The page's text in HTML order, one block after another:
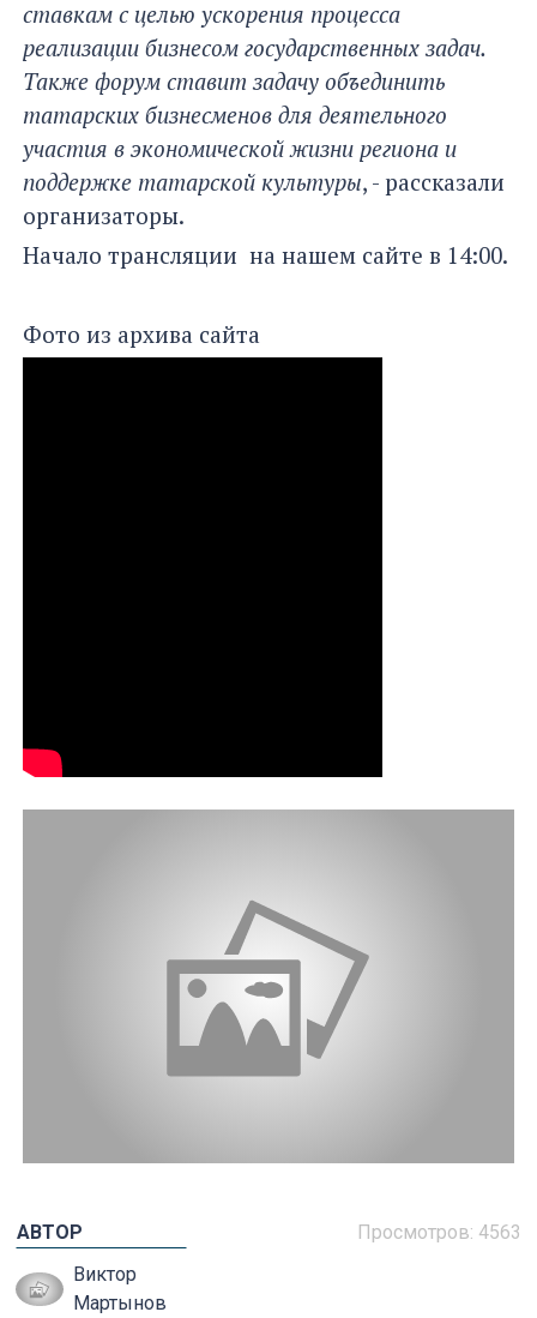
ставкам с целью ускорения процесса
реализации бизнесом государственных задач.
Также форум ставит задачу объединить
татарских бизнесменов для деятельного
участия в экономической жизни региона и
поддержке татарской культуры, - рассказали
организаторы.
Начало трансляции на нашем сайте в 14:00.
Фото из архива сайта
Просмотров: 4563
АВТОР
Виктор
Мартынов